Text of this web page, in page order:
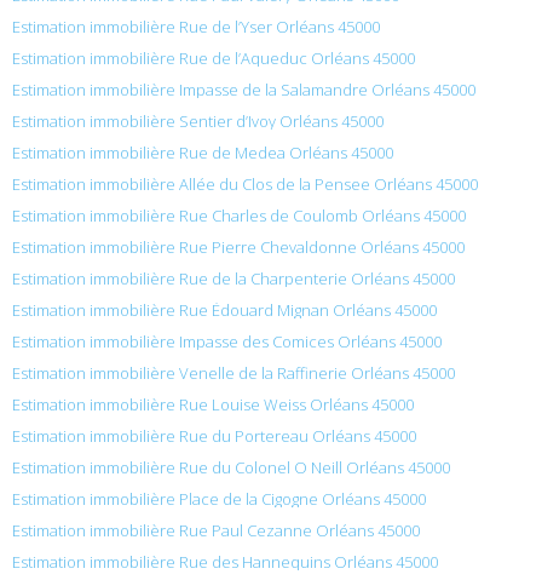
Estimation immobilière Rue de l’Yser Orléans 45000
Estimation immobilière Rue de l’Aqueduc Orléans 45000
Estimation immobilière Impasse de la Salamandre Orléans 45000
Estimation immobilière Sentier d’Ivoy Orléans 45000
Estimation immobilière Rue de Medea Orléans 45000
Estimation immobilière Allée du Clos de la Pensee Orléans 45000
Estimation immobilière Rue Charles de Coulomb Orléans 45000
Estimation immobilière Rue Pierre Chevaldonne Orléans 45000
Estimation immobilière Rue de la Charpenterie Orléans 45000
Estimation immobilière Rue Édouard Mignan Orléans 45000
Estimation immobilière Impasse des Comices Orléans 45000
Estimation immobilière Venelle de la Raffinerie Orléans 45000
Estimation immobilière Rue Louise Weiss Orléans 45000
Estimation immobilière Rue du Portereau Orléans 45000
Estimation immobilière Rue du Colonel O Neill Orléans 45000
Estimation immobilière Place de la Cigogne Orléans 45000
Estimation immobilière Rue Paul Cezanne Orléans 45000
Estimation immobilière Rue des Hannequins Orléans 45000